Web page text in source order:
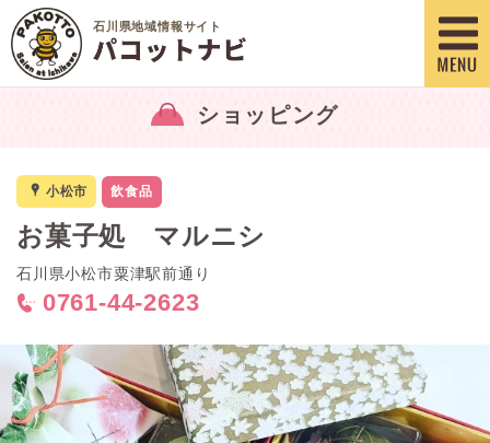
石川県地域情報サイト
ショッピング
x 小松市 飲食品
お菓子処 マルニシ
石川県小松市粟津駅前通り
< 0761-44-2623